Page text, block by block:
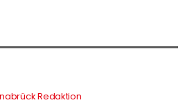
Redaktion